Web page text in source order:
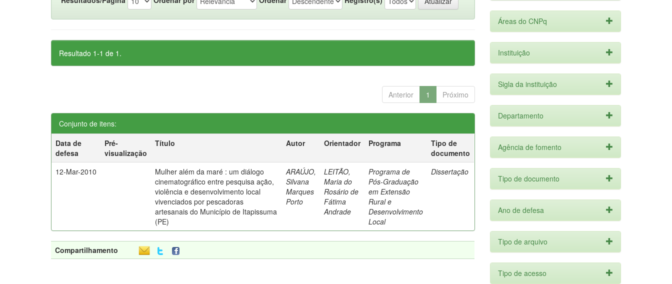
Resultado 1-1 de 1.
Anterior 1 Próximo
Conjunto de itens:
Data de
defesa
Pré-
visualização
Título Autor Orientador Programa
Tipo de
documento
12-Mar-2010
Mulher além da maré : um diálogo
cinematográfico entre pesquisa ação,
violência e desenvolvimento local
vivenciados por pescadoras
artesanais do Município de Itapissuma
(PE)
ARAÚJO,
Silvana
Marques
Porto
LEITÃO,
Maria do
Rosário de
Fátima
Andrade
Programa de
Pós-Graduação
em Extensão
Rural e
Desenvolvimento
Local
Dissertação
Compartilhamento
Áreas do CNPq
Instituição
Sigla da instituição
Departamento
Agência de fomento
Tipo de documento
Ano de defesa
Tipo de arquivo
Tipo de acesso